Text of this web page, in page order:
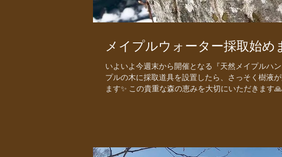
メイプルウォーター採取始め
いよいよ今週末から開催となる『天然メイプルハ
プルの木に採取道具を設置したら、さっそく樹液
ます✨ この貴重な森の恵みを大切にいただきます